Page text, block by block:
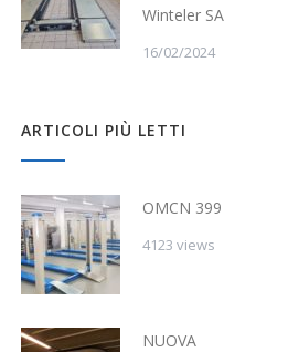
Winteler SA
16/02/2024
ARTICOLI PIÙ LETTI
OMCN 399
4123 views
NUOVA